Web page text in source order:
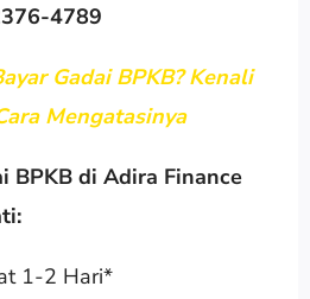
4789
Gadai BPKB? Kenali
Mengatasinya
BPKB di Adira Finance
1-2 Hari*